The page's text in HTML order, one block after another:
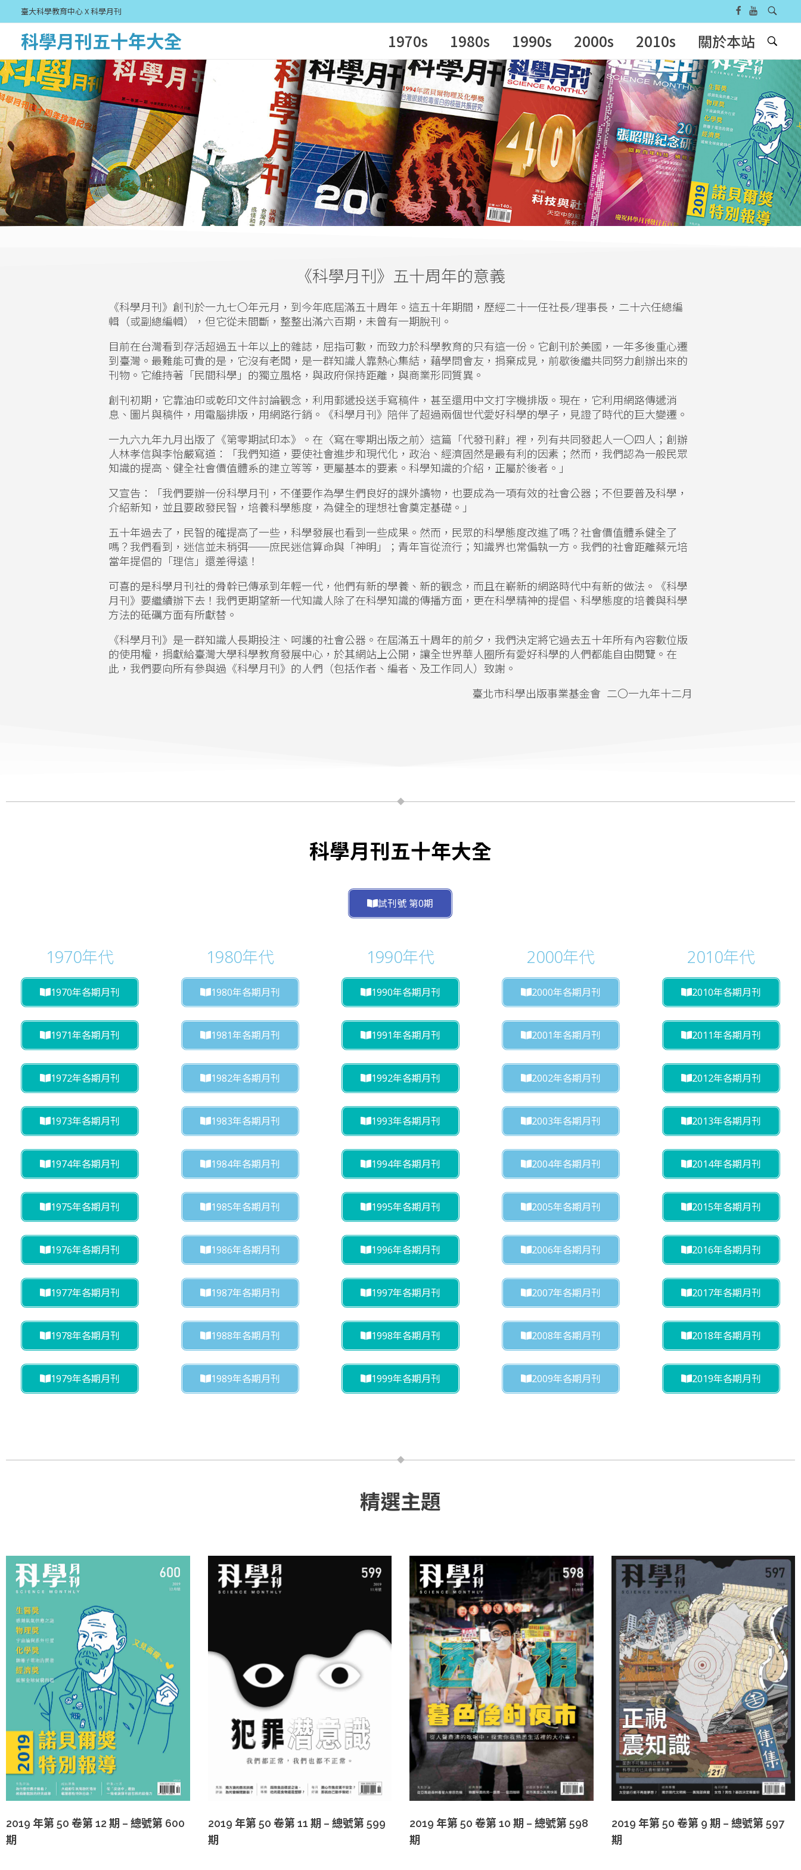
臺大科學教育中心 X 科學月刊
科學月刊五十年大全 1970s 1980s 1990s 2000s 2010s 關於本站
《科學月刊》五十周年的意義
《科學月刊》創刊於一九七〇年元月，到今年底屆滿五十周年。這五十年期間，歷經二十一任社長/理事長，二十六任總編
輯（或副總編輯），但它從未間斷，整整出滿六百期，未曾有一期脫刊。
目前在台灣看到存活超過五十年以上的雜誌，屈指可數，而致力於科學教育的只有這一份。它創刊於美國，一年多後重心遷
到臺灣。最難能可貴的是，它沒有老闆，是一群知識人靠熱心集結，藉學問會友，捐棄成見，前歇後繼共同努力創辦出來的
刊物。它維持著「民間科學」的獨立風格，與政府保持距離，與商業形同質異。
創刊初期，它靠油印或乾印文件討論觀念，利用郵遞投送手寫稿件，甚至還用中文打字機排版。現在，它利用網路傳遞消
息、圖片與稿件，用電腦排版，用網路行銷。《科學月刊》陪伴了超過兩個世代愛好科學的學子，見證了時代的巨大變遷。
一九六九年九月出版了《第零期試印本》。在〈寫在零期出版之前〉這篇「代發刊辭」裡，列有共同發起人一〇四人；創辦
人林孝信與李怡嚴寫道：「我們知道，要使社會進步和現代化，政治、經濟固然是最有利的因素；然而，我們認為一般民眾
知識的提高、健全社會價值體系的建立等等，更屬基本的要素。科學知識的介紹，正屬於後者。」
又宣告：「我們要辦一份科學月刊，不僅要作為學生們良好的課外讀物，也要成為一項有效的社會公器；不但要普及科學，
介紹新知，並且要啟發民智，培養科學態度，為健全的理想社會奠定基礎。」
五十年過去了，民智的確提高了一些，科學發展也看到一些成果。然而，民眾的科學態度改進了嗎？社會價值體系健全了
嗎？我們看到，迷信並未稍弭──庶民迷信算命與「神明」；青年盲從流行；知識界也常偏執一方。我們的社會距離蔡元培
當年提倡的「理信」還差得遠！
可喜的是科學月刊社的骨幹已傳承到年輕一代，他們有新的學養、新的觀念，而且在嶄新的網路時代中有新的做法。《科學
月刊》要繼續辦下去！我們更期望新一代知識人除了在科學知識的傳播方面，更在科學精神的提倡、科學態度的培養與科學
方法的砥礪方面有所獻替。
《科學月刊》是一群知識人長期投注、呵護的社會公器。在屆滿五十周年的前夕，我們決定將它過去五十年所有內容數位版
的使用權，捐獻給臺灣大學科學教育發展中心，於其網站上公開，讓全世界華人圈所有愛好科學的人們都能自由閱覽。在
此，我們要向所有參與過《科學月刊》的人們（包括作者、編者、及工作同人）致謝。
臺北市科學出版事業基金會 二〇一九年十二月
科學月刊五十年大全
試刊號 第0期
1970年代
1970年各期月刊
1971年各期月刊
1972年各期月刊
1973年各期月刊
1974年各期月刊
1975年各期月刊
1976年各期月刊
1977年各期月刊
1978年各期月刊
1979年各期月刊
1980年代
1980年各期月刊
1981年各期月刊
1982年各期月刊
1983年各期月刊
1984年各期月刊
1985年各期月刊
1986年各期月刊
1987年各期月刊
1988年各期月刊
1989年各期月刊
1990年代
1990年各期月刊
1991年各期月刊
1992年各期月刊
1993年各期月刊
1994年各期月刊
1995年各期月刊
1996年各期月刊
1997年各期月刊
1998年各期月刊
1999年各期月刊
2000年代
2000年各期月刊
2001年各期月刊
2002年各期月刊
2003年各期月刊
2004年各期月刊
2005年各期月刊
2006年各期月刊
2007年各期月刊
2008年各期月刊
2009年各期月刊
2010年代
2010年各期月刊
2011年各期月刊
2012年各期月刊
2013年各期月刊
2014年各期月刊
2015年各期月刊
2016年各期月刊
2017年各期月刊
2018年各期月刊
2019年各期月刊
精選主題
2019 年第 50 卷第 12 期 – 總號第 600
期
2019 年第 50 卷第 11 期 – 總號第 599
期
2019 年第 50 卷第 10 期 – 總號第 598
期
2019 年第 50 卷第 9 期 – 總號第 597
期